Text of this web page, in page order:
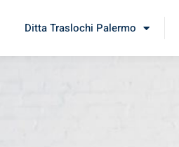
Ditta Traslochi Palermo